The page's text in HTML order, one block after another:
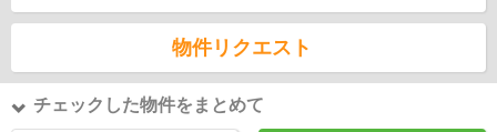
物件リクエスト
チェックした物件をまとめて